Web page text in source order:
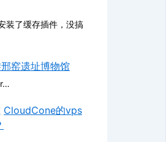
装了缓存插件，没搞
窑遗址博物馆
CloudCone的vps